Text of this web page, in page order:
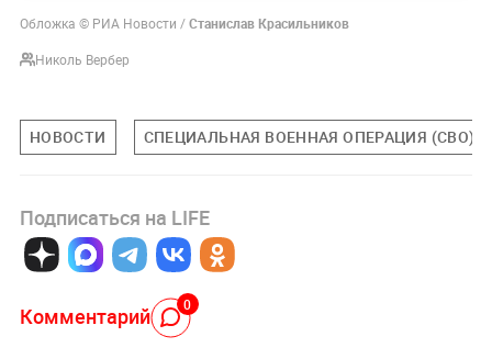
Обложка © РИА Новости /Станислав Красильников
Николь Вербер
НОВОСТИ СПЕЦИАЛЬНАЯ ВОЕННАЯ ОПЕРАЦИЯ (СВО)
Подписаться на LIFE
Комментарий 0